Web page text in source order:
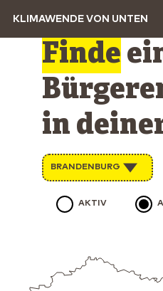
KLIMAWENDE VON UNTEN
Finde
in
BRANDENBURG
AKTIV